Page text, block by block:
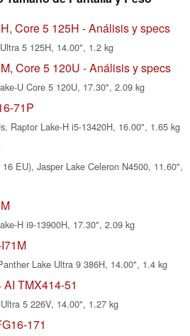
Core 5 125H - Análisis y specs
5 125H, 14.00", 1.2 kg
Core 5 120U - Análisis y specs
U Core 5 120U, 17.30", 2.09 kg
71P
Raptor Lake-H i5-13420H, 16.00", 1.65 kg
EU), Jasper Lake Celeron N4500, 11.60",
H i9-13900H, 17.30", 2.09 kg
Lake Ultra 9 386H, 14.00", 1.4 kg
TMX414-51
5 226V, 14.00", 1.27 kg
171